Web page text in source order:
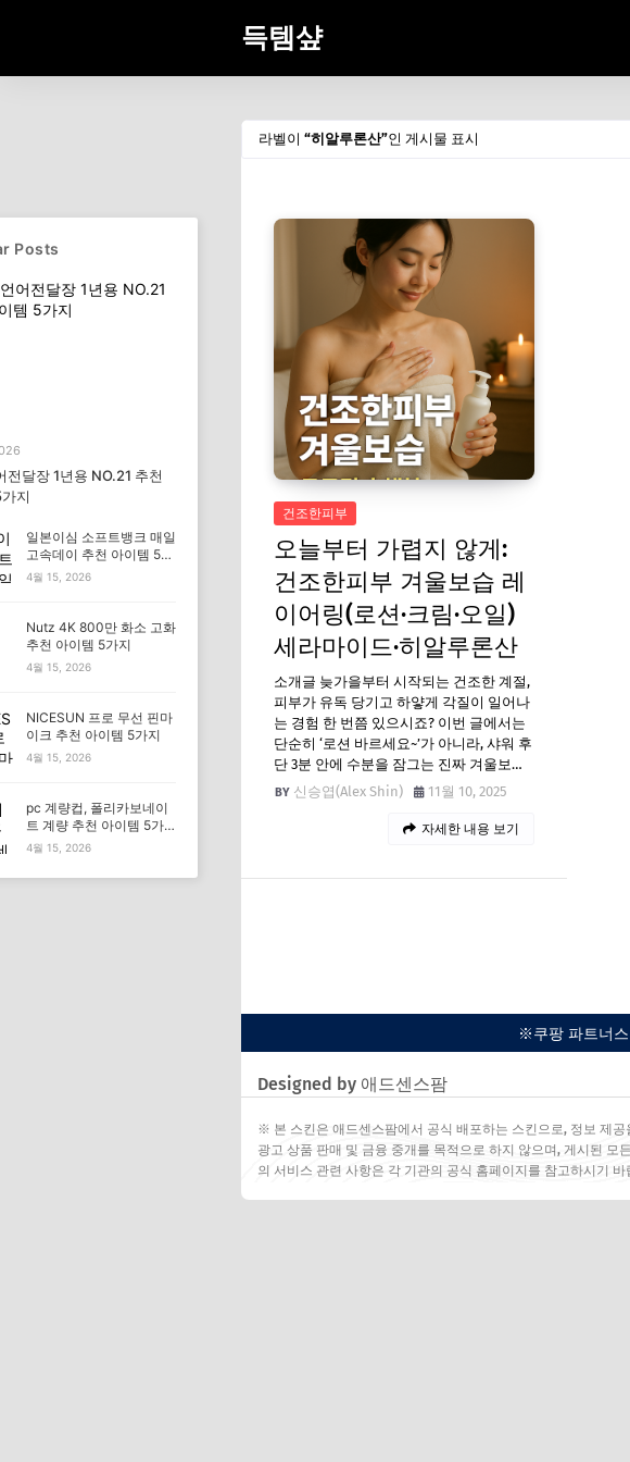
득템샾
라벨이 히알루론산 인 게시물 표시
건조한피부
오늘부터 가렵지 않게:
건조한피부 겨울보습 레
이어링(로션·크림·오일)
세라마이드·히알루론산
소개글 늦가을부터 시작되는 건조한 계절,
피부가 유독 당기고 하얗게 각질이 일어나
는 경험 한 번쯤 있으시죠? 이번 글에서는
단순히 ‘로션 바르세요~’가 아니라, 샤워 후
단 3분 안에 수분을 잠그는 진짜 겨울보…
신승엽(Alex Shin)
11월 10, 2025
자세한 내용 보기
※쿠팡 파트너
Designed by 애드센스팜
※ 본 스킨은 애드센스팜에서 공식 배포하는 스킨으로, 정보 제
광고 상품 판매 및 금융 중개를 목적으로 하지 않으며, 게시된 모
의 서비스 관련 사항은 각 기관의 공식 홈페이지를 참고하시기 바
Posts
전달장 1년용 NO.21 추천
지
일본이심 소프트뱅크 매일
고속데이 추천 아이템 5가
지
4월 15, 2026
Nutz 4K 800만 화소 고화
추천 아이템 5가지
4월 15, 2026
NICESUN 프로 무선 핀마
이크 추천 아이템 5가지
4월 15, 2026
pc 계량컵, 폴리카보네이
트 계량 추천 아이템 5가
지
4월 15, 2026